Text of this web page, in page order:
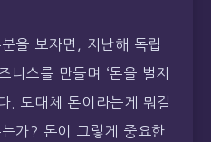
을 보자면, 지난해 독립
니스를 만들며 ‘돈을 벌지
. 도대체 돈이라는게 뭐길
가? 돈이 그렇게 중요한